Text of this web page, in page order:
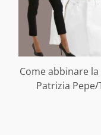
Come abbinare
Patrizia